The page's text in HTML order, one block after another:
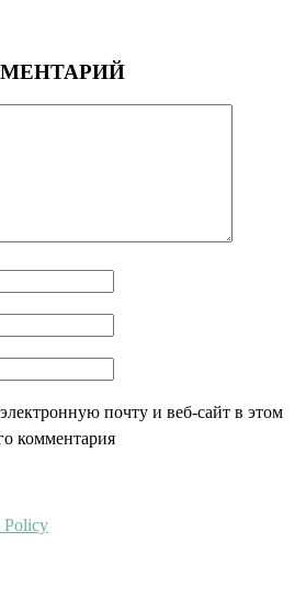
почту и веб-сайт в этом
комментария
Policy